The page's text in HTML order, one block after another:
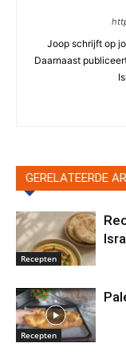
Joop schrijft op
Daarnaast
GERELATEERDE
Recepten
Recepten